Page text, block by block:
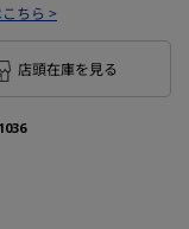
ちら >
店頭在庫を見る